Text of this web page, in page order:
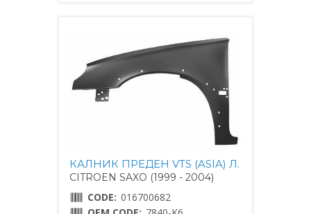
КАЛНИК ПРЕДЕН VTS (ASIA) Л.
CITROEN SAXO (1999 - 2004)
CODE: 016700682